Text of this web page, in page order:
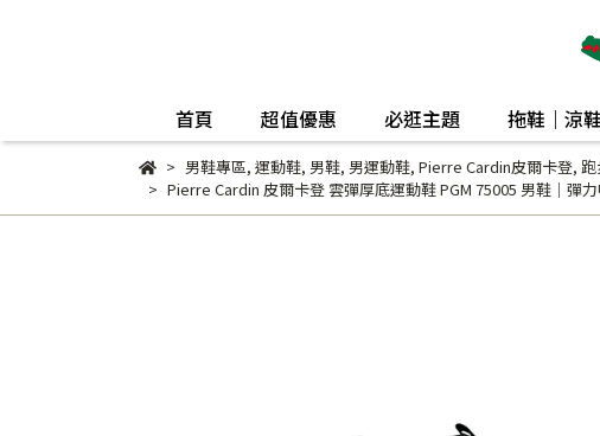
首頁 超值優惠 必逛主題 拖鞋｜涼鞋
男鞋專區, 運動鞋, 男鞋, 男運動鞋, Pierre Cardin皮爾卡登,
Pierre Cardin 皮爾卡登 雲彈厚底運動鞋 PGM 75005 男鞋｜彈